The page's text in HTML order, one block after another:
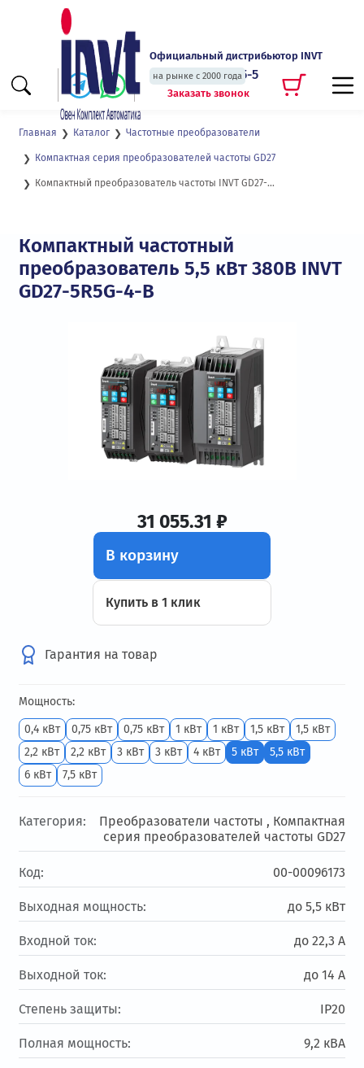
Официальный дистрибьютор INVT
на рынке с 2000 года
+7 (495) 135-135-5
Заказать звонок
Главная Каталог Частотные преобразователи
Компактная серия преобразователей частоты GD27
Компактный преобразователь частоты INVT GD27-5R5G-4-B
Компактный частотный
преобразователь 5,5 кВт 380В INVT
GD27-5R5G-4-B
31 055.31 ₽
В корзину
Купить в 1 клик
Гарантия на товар
Мощность:
0,4 кВт
0,75 кВт 0,75 кВт 1 кВт 1 кВт 1,5 кВт
1,5 кВт
2,2 кВт
2,2 кВт 3 кВт 3 кВт 4 кВт 5 кВт
5,5 кВт
6 кВт
7,5 кВт
Категория: Преобразователи частоты , Компактная
серия преобразователей частоты GD27
Код: 00-00096173
Выходная мощность: до 5,5 кВт
Входной ток: до 22,3 А
Выходной ток: до 14 А
Степень защиты: IP20
Полная мощность: 9,2 кВА